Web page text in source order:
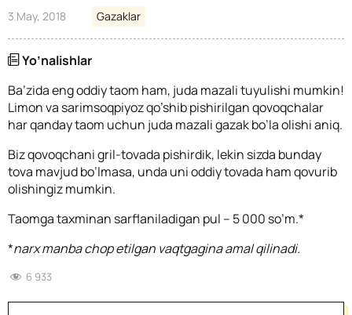
3 May, 2018 Gazaklar
Yo’nalishlar
Ba’zida eng oddiy taom ham, juda mazali tuyulishi mumkin!
Limon va sarimsoqpiyoz qo’shib pishirilgan qovoqchalar
har qanday taom uchun juda mazali gazak bo’la olishi aniq.
Biz qovoqchani gril-tovada pishirdik, lekin sizda bunday
tova mavjud bo’lmasa, unda uni oddiy tovada ham qovurib
olishingiz mumkin.
Taomga taxminan sarflaniladigan pul – 5 000 so’m.*
*narx manba chop etilgan vaqtgagina amal qilinadi.
6 933